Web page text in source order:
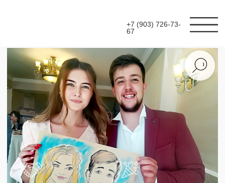
МАСТЕР-КЛАСС
МЫ УТВЕРДИМ С ВАМИ ВСЕ
ДЕТАЛИ ВАШЕГО
МЕРОПРИЯТИЯ, НАЗНАЧИМ
МАСТЕРА И ПОДГОТОВИМ
РЕКВИЗИТ
В НАЗНАЧЕННЫЙ ДЕНЬ И
ВРЕМЯ МАСТЕР ПРИЕДЕТ К
ВАМ СО ВСЕМ
НЕОБХОДИМЫМ И
ПРОВЕДЕТ МАСТЕР-КЛАСС